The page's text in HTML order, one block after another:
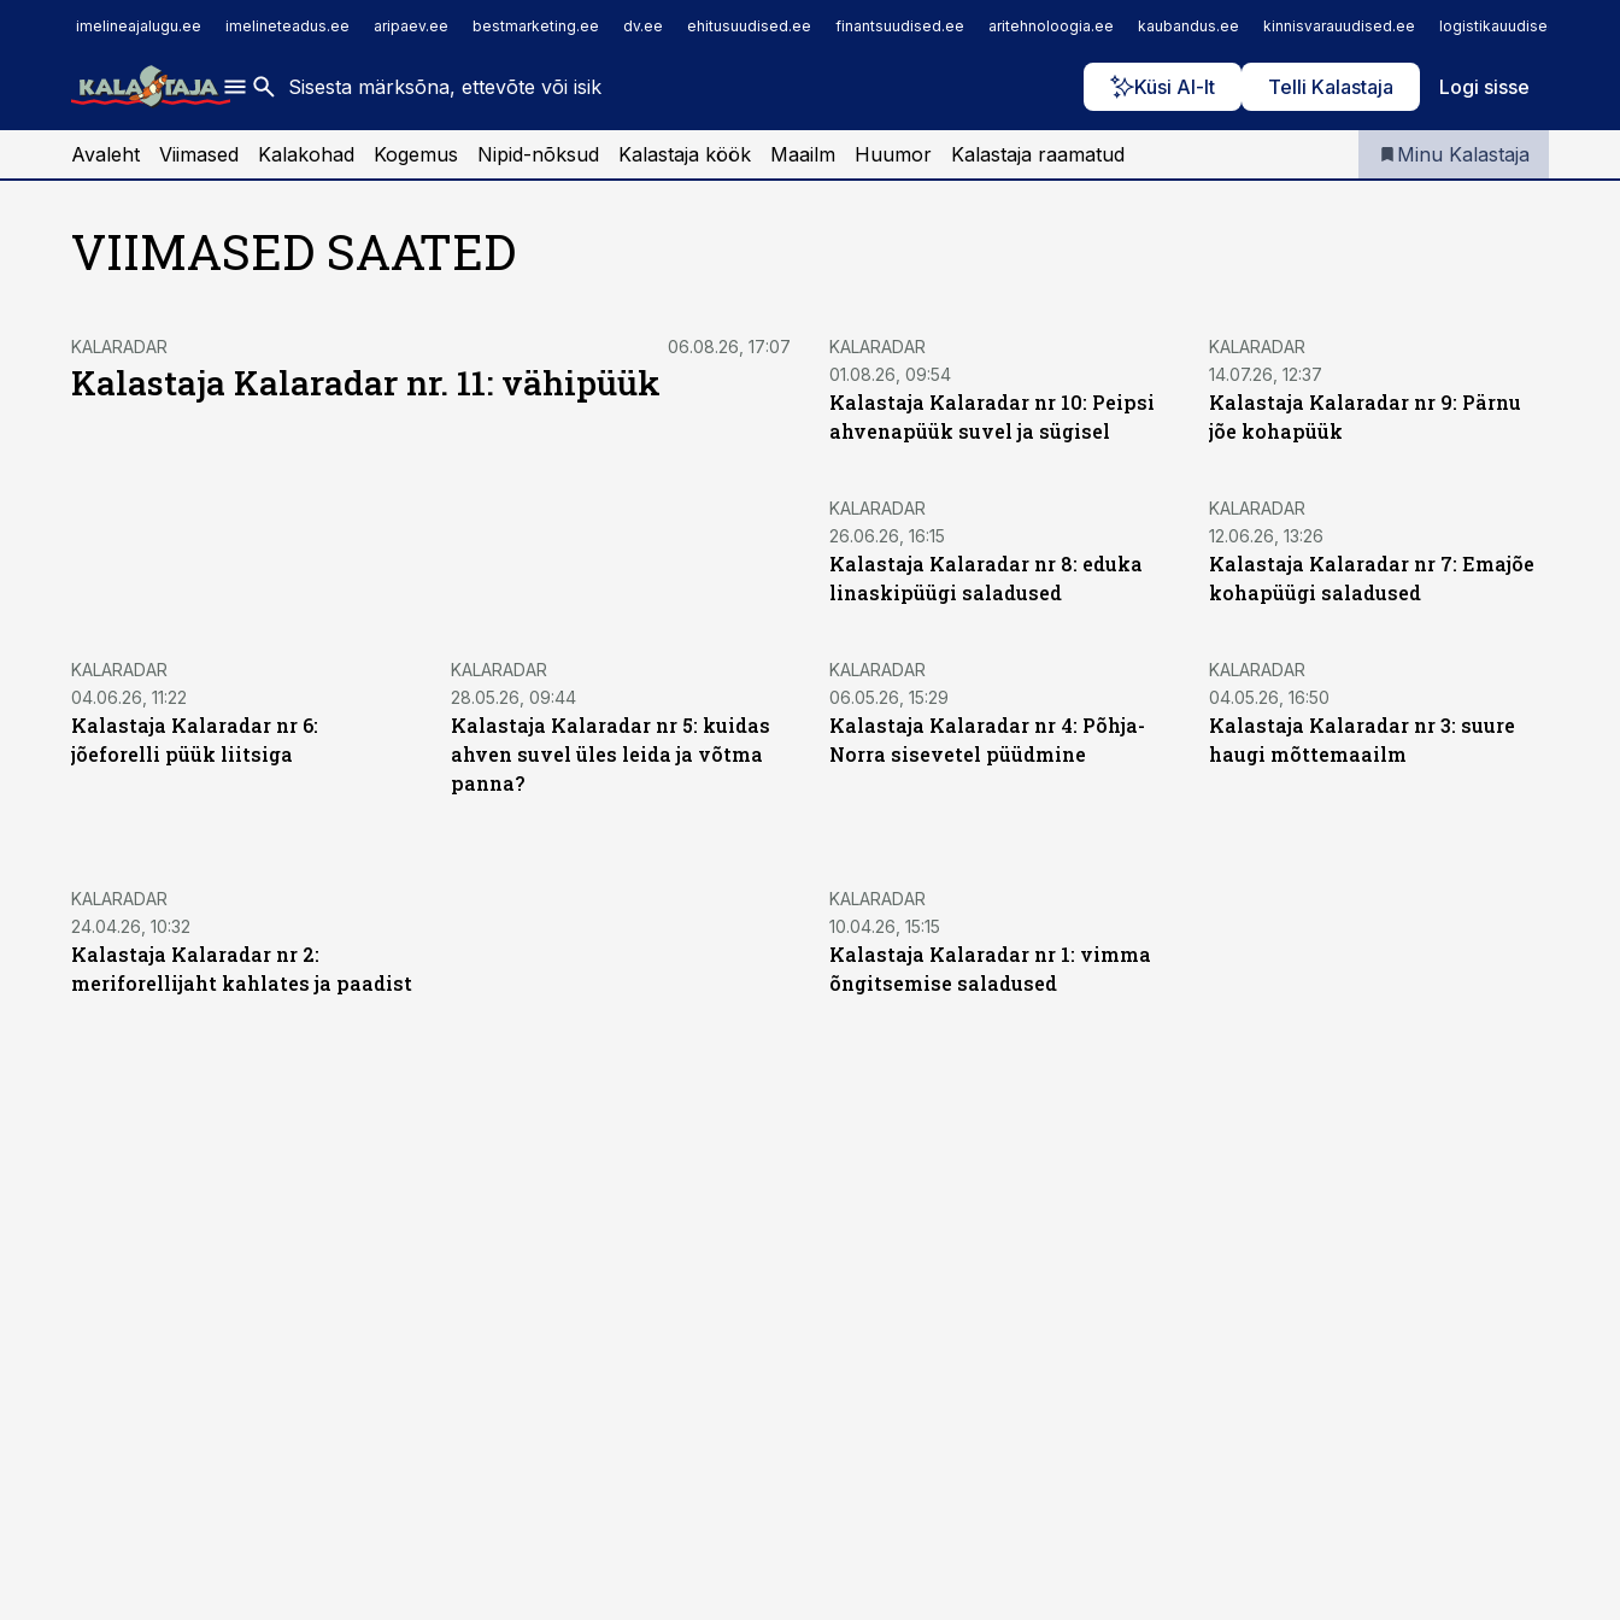
imelineajalugu.ee imelineteadus.ee aripaev.ee bestmarketing.ee dv.ee ehitusuudised.ee finantsuudised.ee aritehnoloogia.ee kaubandus.ee kinnisvarauudised.ee logistikauudised.ee
Küsi AI-lt Telli Kalastaja Logi sisse
imelineteadus.ee
kaubandus.ee
toostusuudised.ee
Iseteenindus
Telli Kalastaja
Avaleht Viimased Kalakohad Kogemus Nipid-nõksud Kalastaja köök Maailm Huumor Kalastaja raamatud Minu Kalastaja
VIIMASED SAATED
KALARADAR 06.08.26, 17:07
Kalastaja Kalaradar nr. 11: vähipüük
KALARADAR
01.08.26, 09:54
Kalastaja Kalaradar nr 10: Peipsi
ahvenapüük suvel ja sügisel
KALARADAR
14.07.26, 12:37
Kalastaja Kalaradar nr 9: Pärnu
jõe kohapüük
KALARADAR
26.06.26, 16:15
Kalastaja Kalaradar nr 8: eduka
linaskipüügi saladused
KALARADAR
12.06.26, 13:26
Kalastaja Kalaradar nr 7: Emajõe
kohapüügi saladused
KALARADAR
04.06.26, 11:22
Kalastaja Kalaradar nr 6:
jõeforelli püük liitsiga
KALARADAR
28.05.26, 09:44
Kalastaja Kalaradar nr 5: kuidas
ahven suvel üles leida ja võtma
panna?
KALARADAR
06.05.26, 15:29
Kalastaja Kalaradar nr 4: Põhja-
Norra sisevetel püüdmine
KALARADAR
04.05.26, 16:50
Kalastaja Kalaradar nr 3: suure
haugi mõttemaailm
KALARADAR
24.04.26, 10:32
Kalastaja Kalaradar nr 2:
meriforellijaht kahlates ja paadist
KALARADAR
10.04.26, 15:15
Kalastaja Kalaradar nr 1: vimma
õngitsemise saladused